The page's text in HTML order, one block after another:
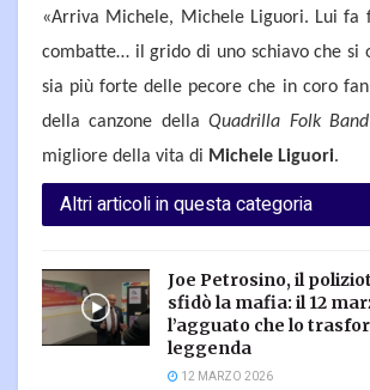
«Arriva Michele, Michele Liguori. Lui fa
combatte… il grido di uno schiavo che si
sia più forte delle pecore che in coro
della canzone dellaQuadrilla Folk Band
migliore della vita di Michele Liguori.
Altri articoli in questa categoria
Joe Petrosino, il
sfidò la mafia: il 12
l’agguato che lo
leggenda
12 MARZO 2026